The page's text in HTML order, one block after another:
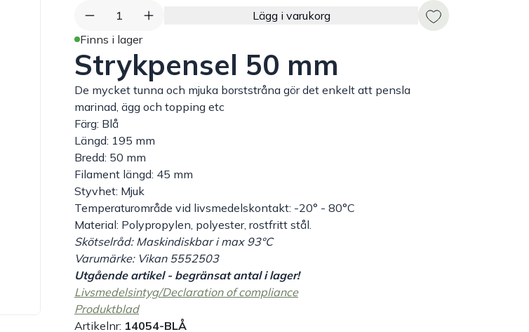
1
Lägg i varukorg
Finns i lager
Strykpensel 50 mm
De mycket tunna och mjuka borststråna gör det enkelt att pensla
marinad, ägg och topping etc
Färg: Blå
Längd: 195 mm
Bredd: 50 mm
Filament längd: 45 mm
Styvhet: Mjuk
Temperaturområde vid livsmedelskontakt: -20° - 80°C
Material: Polypropylen, polyester, rostfritt stål.
Skötselråd: Maskindiskbar i max 93°C
Varumärke: Vikan 5552503
Utgående artikel - begränsat antal i lager!
Livsmedelsintyg/Declaration of compliance
Produktblad
Artikelnr: 14054-BLÅ